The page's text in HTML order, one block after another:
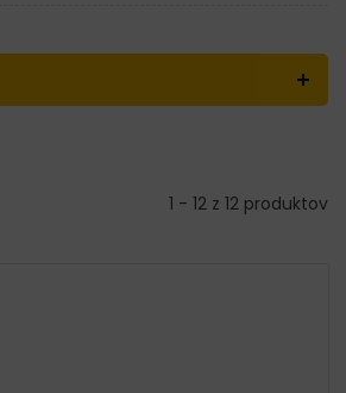
1 - 12 z 12 produktov